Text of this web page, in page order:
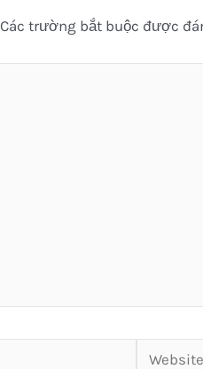
Các trường bắt buộc được
Website